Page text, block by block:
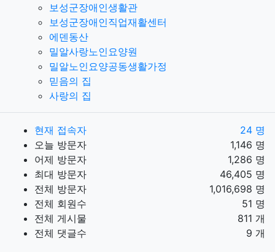
보성군장애인생활관
보성군장애인직업재활센터
에덴동산
밀알사랑노인요양원
밀알노인요양공동생활가정
믿음의 집
사랑의 집
현재 접속자
24 명
오늘 방문자
1,146 명
어제 방문자
1,286 명
최대 방문자
46,405 명
전체 방문자
1,016,698 명
전체 회원수
51 명
전체 게시물
811 개
전체 댓글수
9 개